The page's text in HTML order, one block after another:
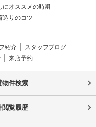
にオススメの時期
造りのコツ
紹介
スタッフブログ
来店予約
物件検索
閲覧履歴